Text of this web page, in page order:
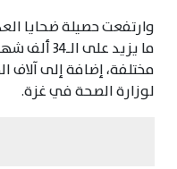
وارتفعت حصيلة ضحايا
مختلفة، إضافة إلى آلاف
لوزارة الصحة في غزة.